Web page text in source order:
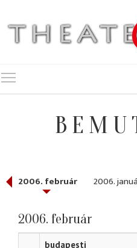
2006. február 2006.
2006. február
budapesti